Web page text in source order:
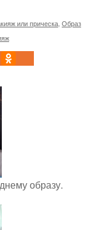
или прическа, Образ
образу.